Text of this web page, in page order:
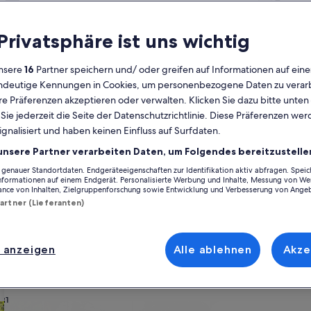
Derzeit
die
Monate
August
2026
und
September
angezeigt.
MoMontag
DiDienstag
MiMittwoch
DoDonnerstag
Fr Freitag
SaSamstag
SoSonntag
3 4 5 6 7 8 9
10 11 12
23
30
31
MoMontag
Di
7 8 9
21 22
28 29
möchtest, stöbere durch unsere Ferienunterkünfte und finde
nur deinem treuen Vierbeiner, du kannst dich auf all die
du dir vorstellst, in nur wenigen Klicks kannst du die
zur Verfügung, einschließlich Häusern, die über
deinem Geschmack
oder Apartments
ist uns wichtig
16 Partner speichern und/ oder greifen auf Informationen auf
Kennungen in Cookies, um personenbezogene Daten zu
Präferenzen akzeptieren oder verwalten. Klicken Sie dazu bitte
jederzeit die Seite der Datenschutzrichtlinie. Diese Präferenzen
und haben keinen Einfluss auf Surfdaten.
Partner verarbeiten Daten, um Folgendes
Standortdaten. Endgeräteeigenschaften zur Identifikation aktiv abfragen.
auf einem Endgerät. Personalisierte Werbung und Inhalte, Messung von
von Inhalten, Zielgruppenforschung sowie Entwicklung und Verbesserung von
(Lieferanten)
Alle ablehnen